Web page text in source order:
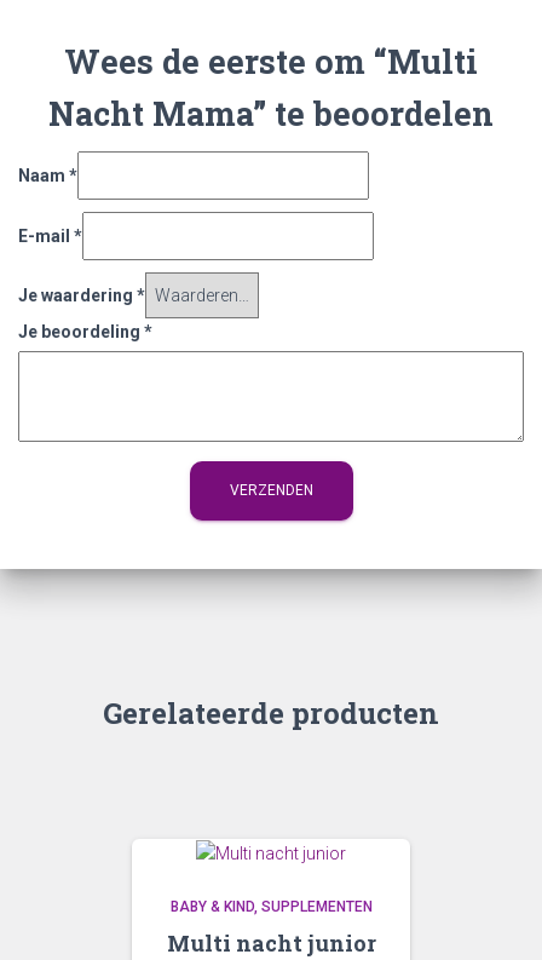
Wees de eerste om “Multi
Nacht Mama” te beoordelen
Naam *
E-mail *
Je waardering *
Je beoordeling *
Gerelateerde producten
BABY & KIND SUPPLEMENTEN
Multi nacht junior